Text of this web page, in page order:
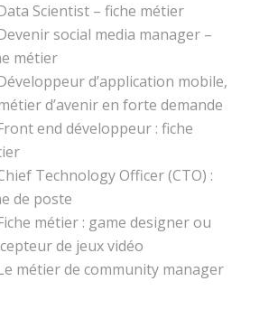
Scientist – fiche métier
social media manager –
métier
d’application mobile,
d’avenir en forte demande
end développeur : fiche
Technology Officer (CTO) :
de poste
métier : game designer ou
de jeux vidéo
métier de community manager